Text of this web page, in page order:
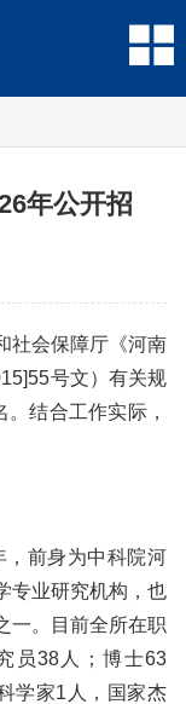
年公开招
社会保障厅《河南
号文）有关规
结合工作实际，
，前身为中科院河
专业研究机构，也
一。目前全所在职
员38人；博士63
学家1人，国家杰